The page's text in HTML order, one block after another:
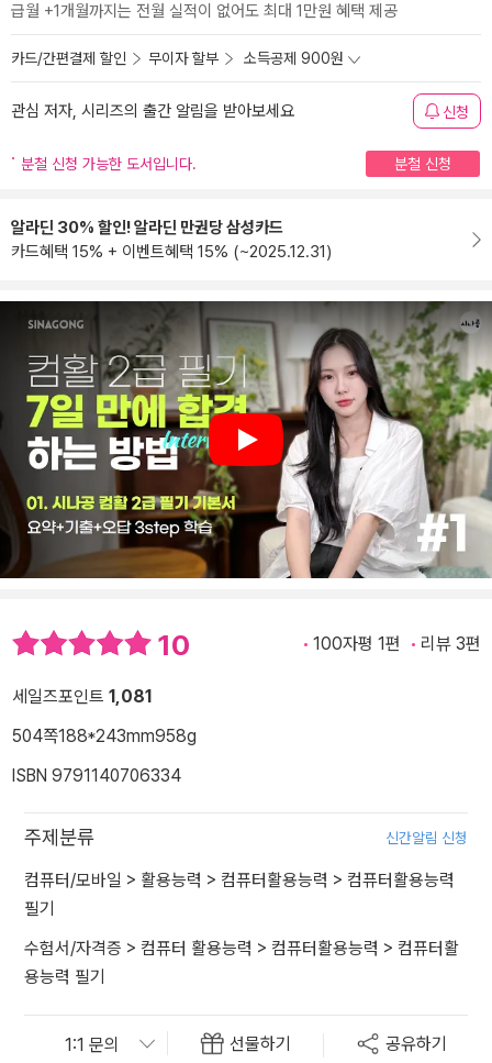
급월 +1개월까지는 전월 실적이 없어도 최대 1만원 혜택 제공
카드/간편결제 할인 무이자 할부 소득공제 900원
관심 저자, 시리즈의 출간 알림을 받아보세요 신청
분철 신청 가능한 도서입니다. 분철 신청
알라딘 30% 할인! 알라딘 만권당 삼성카드
카드혜택 15% + 이벤트혜택 15% (~2025.12.31)
Play
10 100자평 1편 리뷰 3편
세일즈포인트 1,081
504쪽188*243mm958g
ISBN 9791140706334
주제분류 신간알림 신청
컴퓨터/모바일 > 활용능력 > 컴퓨터활용능력 > 컴퓨터활용능력
필기
수험서/자격증 > 컴퓨터 활용능력 > 컴퓨터활용능력 > 컴퓨터활
용능력 필기
선물하기 공유하기